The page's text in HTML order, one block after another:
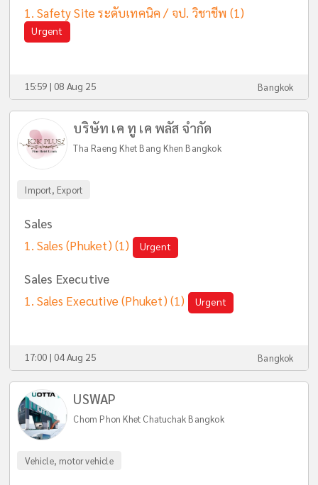
Safety Site ระดับเทคนิค / จป. วิชาชีพ (1)
Urgent
15:59 | 08 Aug 25 Bangkok
บริษัท เค ทู เค พลัส จำกัด
Tha Raeng Khet Bang Khen Bangkok
Import, Export
Sales
Sales (Phuket) (1) Urgent
Sales Executive
Sales Executive (Phuket) (1) Urgent
17:00 | 04 Aug 25 Bangkok
USWAP
Chom Phon Khet Chatuchak Bangkok
Vehicle, motor vehicle